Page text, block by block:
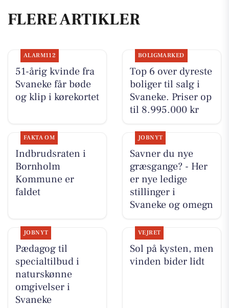
FLERE ARTIKLER
ALARM112
51-årig kvinde fra
Svaneke får bøde
og klip i kørekortet
BOLIGMARKED
Top 6 over dyreste
boliger til salg i
Svaneke. Priser op
til 8.995.000 kr
FAKTA OM
Indbrudsraten i
Bornholm
Kommune er
faldet
JOBNYT
Savner du nye
græsgange? - Her
er nye ledige
stillinger i
Svaneke og omegn
JOBNYT
Pædagog til
specialtilbud i
naturskønne
omgivelser i
Svaneke
VEJRET
Sol på kysten, men
vinden bider lidt